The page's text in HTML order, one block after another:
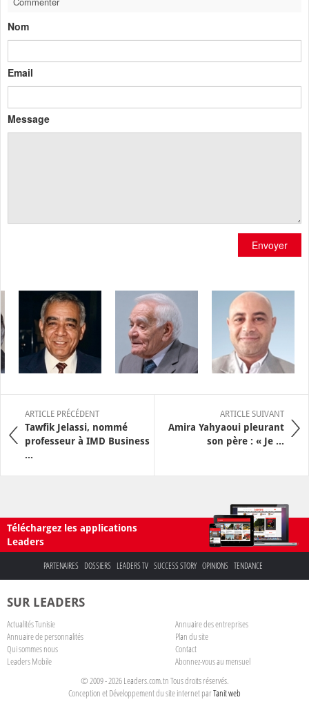
Nom
Email
Message
Envoyer
ARTICLE PRÉCÉDENT
Tawfik Jelassi, nommé
professeur à IMD Business
...
ARTICLE SUIVANT
Amira Yahyaoui pleurant
son père : « Je ...
Téléchargez les applications
Leaders
PARTENAIRES DOSSIERS LEADERS TV SUCCESS STORY OPINIONS TENDANCE
SUR LEADERS
Actualités Tunisie
Annuaire des entreprises
Annuaire de personnalités
Plan du site
Qui sommes nous
Contact
Leaders Mobile
Abonnez-vous au mensuel
© 2009 - 2026 Leaders.com.tn Tous droits réservés.
Conception et Développement du site internet parTanit web